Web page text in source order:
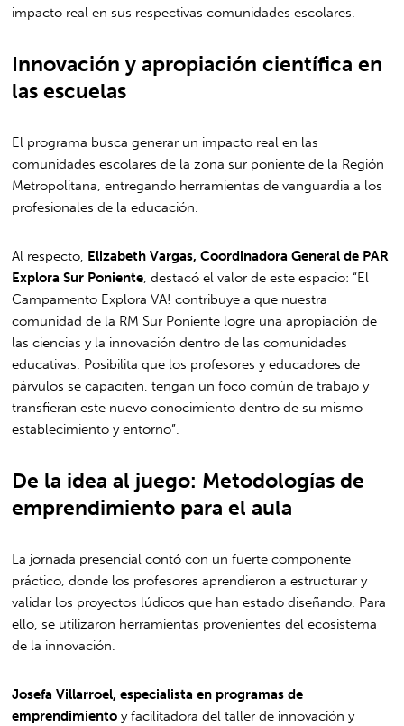
impacto real en sus respectivas comunidades escolares.
Innovación y apropiación científica en
las escuelas
El programa busca generar un impacto real en las
comunidades escolares de la zona sur poniente de la Región
Metropolitana, entregando herramientas de vanguardia a los
profesionales de la educación.
Al respecto, Elizabeth Vargas, Coordinadora General de PAR
Explora Sur Poniente , destacó el valor de este espacio: “El
Campamento Explora VA! contribuye a que nuestra
comunidad de la RM Sur Poniente logre una apropiación de
las ciencias y la innovación dentro de las comunidades
educativas. Posibilita que los profesores y educadores de
párvulos se capaciten, tengan un foco común de trabajo y
transfieran este nuevo conocimiento dentro de su mismo
establecimiento y entorno”.
De la idea al juego: Metodologías de
emprendimiento para el aula
La jornada presencial contó con un fuerte componente
práctico, donde los profesores aprendieron a estructurar y
validar los proyectos lúdicos que han estado diseñando. Para
ello, se utilizaron herramientas provenientes del ecosistema
de la innovación.
Josefa Villarroel, especialista en programas de
emprendimiento y facilitadora del taller de innovación y